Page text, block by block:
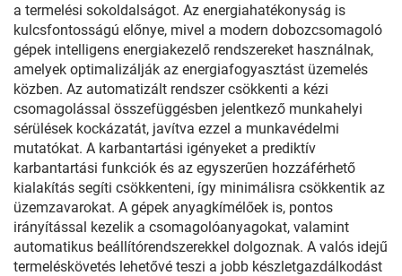
a termelési sokoldalságot. Az energiahatékonyság is
kulcsfontosságú előnye, mivel a modern dobozcsomagoló
gépek intelligens energiakezelő rendszereket használnak,
amelyek optimalizálják az energiafogyasztást üzemelés
közben. Az automatizált rendszer csökkenti a kézi
csomagolással összefüggésben jelentkező munkahelyi
sérülések kockázatát, javítva ezzel a munkavédelmi
mutatókat. A karbantartási igényeket a prediktív
karbantartási funkciók és az egyszerűen hozzáférhető
kialakítás segíti csökkenteni, így minimálisra csökkentik az
üzemzavarokat. A gépek anyagkímélőek is, pontos
irányítással kezelik a csomagolóanyagokat, valamint
automatikus beállítórendszerekkel dolgoznak. A valós idejű
termeléskövetés lehetővé teszi a jobb készletgazdálkodást